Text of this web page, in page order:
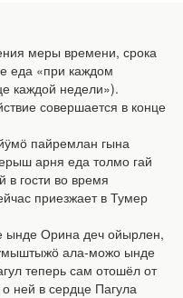
меры времени, срока
еда «при каждом
каждой недели»).
совершается в конце
пайремлан гына
арня еда толмо гай
гости во время
приезжает в Тумер
ынде Орина деч ойырлен,
ала-можо ынде
теперь сам отошёл от
ней в сердце Пагула